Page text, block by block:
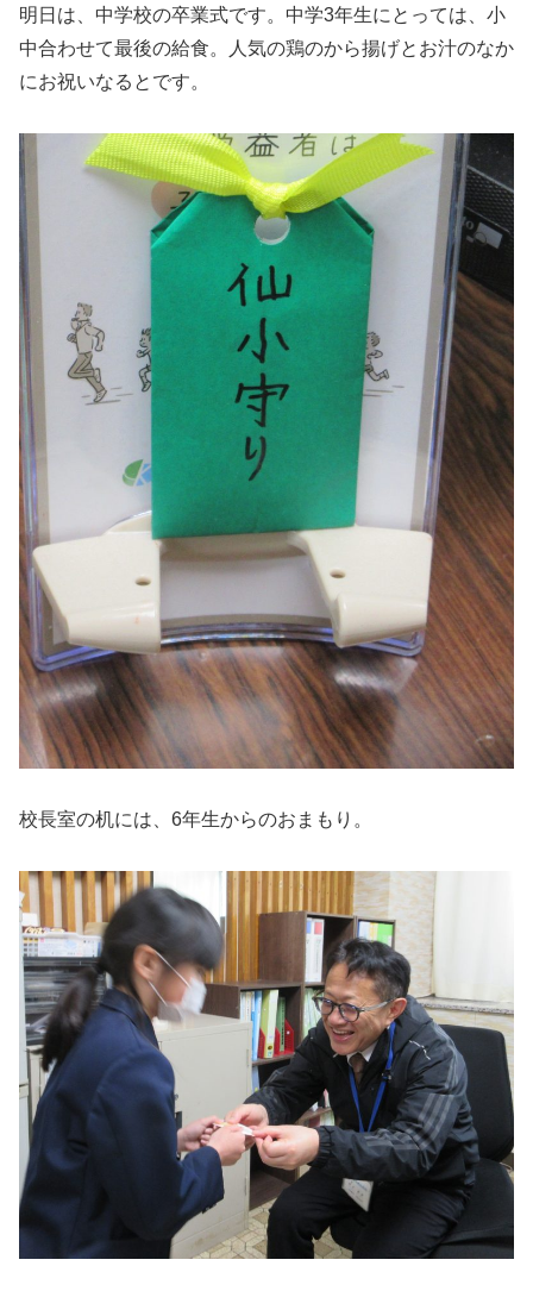
明日は、中学校の卒業式です。中学3年生にとっては、小
中合わせて最後の給食。人気の鶏のから揚げとお汁のなか
にお祝いなるとです。
校長室の机には、6年生からのおまもり。